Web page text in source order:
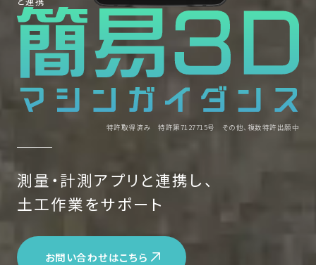
特許取得済み 特許第7127715号 その他、複数特許出願中
測量・計測アプリと連携し、
土工作業をサポート
お問い合わせはこちら